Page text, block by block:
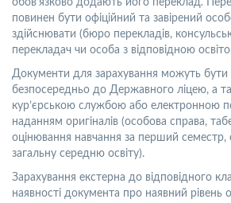
обов’язково додають його переклад.
повинен бути офіційний та завірений
здійснювати (бюро перекладів,
перекладач чи особа з відповідною
Документи для зарахування можуть бути
безпосередньо до Державного ліцею, а
кур’єрською службою або електронною
наданням оригіналів (особова справа,
оцінювання навчання за перший семестр,
загальну середню освіту).
Зарахування екстерна до відповідного
наявності документа про наявний рівень